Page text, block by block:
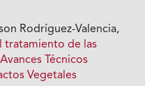
Rodríguez-Valencia,
tratamiento de las
Avances Técnicos
Vegetales